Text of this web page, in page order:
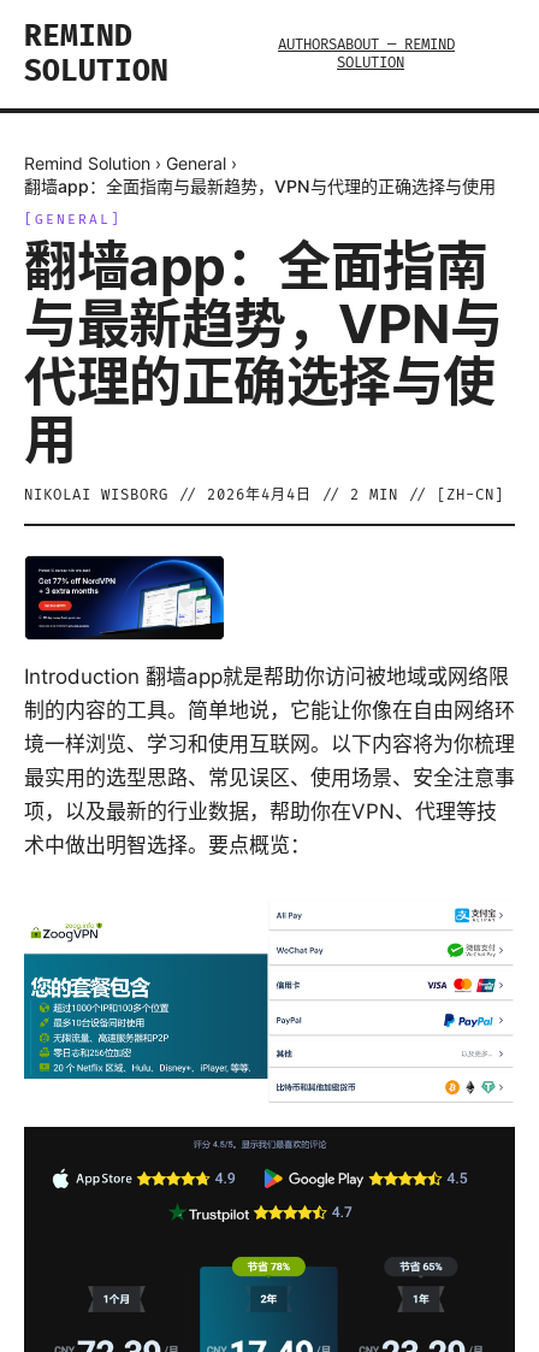
REMIND
SOLUTION
AUTHORSABOUT — REMIND
SOLUTION
Remind Solution › General ›
翻墙app：全面指南与最新趋势，VPN与代理的正确选择与使用
GENERAL
翻墙app：全面指南
与最新趋势，VPN与
代理的正确选择与使
用
NIKOLAI WISBORG // 2026年4月4日 // 2 MIN // [ ZH-CN
Introduction 翻墙app就是帮助你访问被地域或网络限
制的内容的工具。简单地说，它能让你像在自由网络环
境一样浏览、学习和使用互联网。以下内容将为你梳理
最实用的选型思路、常见误区、使用场景、安全注意事
项，以及最新的行业数据，帮助你在VPN、代理等技
术中做出明智选择。要点概览：